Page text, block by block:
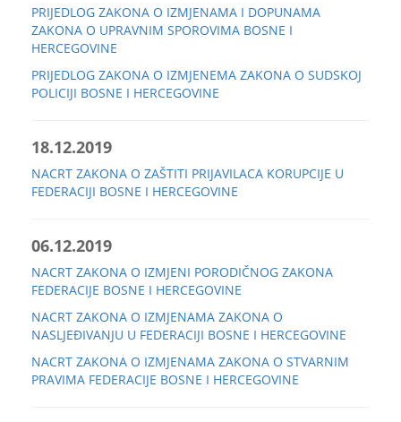
PRIJEDLOG ZAKONA O IZMJENAMA I DOPUNAMA
ZAKONA O UPRAVNIM SPOROVIMA BOSNE I
HERCEGOVINE
PRIJEDLOG ZAKONA O IZMJENEMA ZAKONA O SUDSKOJ
POLICIJI BOSNE I HERCEGOVINE
18.12.2019
NACRT ZAKONA O ZAŠTITI PRIJAVILACA KORUPCIJE U
FEDERACIJI BOSNE I HERCEGOVINE
06.12.2019
NACRT ZAKONA O IZMJENI PORODIČNOG ZAKONA
FEDERACIJE BOSNE I HERCEGOVINE
NACRT ZAKONA O IZMJENAMA ZAKONA O
NASLJEĐIVANJU U FEDERACIJI BOSNE I HERCEGOVINE
NACRT ZAKONA O IZMJENAMA ZAKONA O STVARNIM
PRAVIMA FEDERACIJE BOSNE I HERCEGOVINE